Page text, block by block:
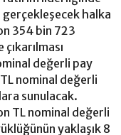
halka
354 bin 723
değerli pay
nominal değerli
sunulacak.
TL nominal değerli
yaklaşık 8